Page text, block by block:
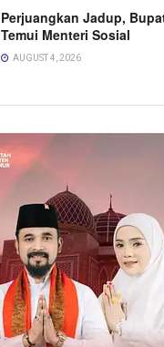
Perjuangkan Jadup,
Temui Menteri Sosial
AUGUST 4, 2026